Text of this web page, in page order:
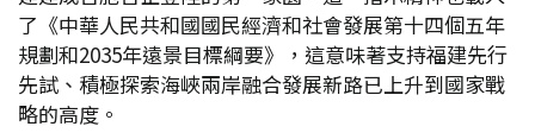
了《中華人民共和國國民經濟和社會發展第十四個五年
規劃和2035年遠景目標綱要》，這意味著支持福建先行
先試、積極探索海峽兩岸融合發展新路已上升到國家戰
略的高度。